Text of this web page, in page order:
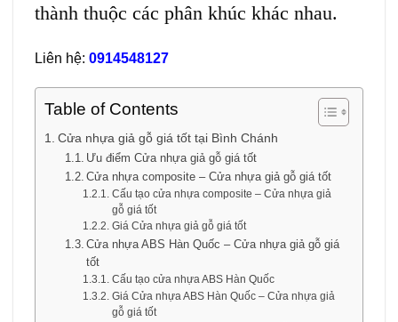
thành thuộc các phân khúc khác nhau.
Liên hệ: 0914548127
Table of Contents
Cửa nhựa giả gỗ giá tốt tại Bình Chánh
Ưu điểm Cửa nhựa giả gỗ giá tốt
Cửa nhựa composite – Cửa nhựa giả gỗ giá tốt
Cấu tạo cửa nhựa composite – Cửa nhựa giả
gỗ giá tốt
Giá Cửa nhựa giả gỗ giá tốt
Cửa nhựa ABS Hàn Quốc – Cửa nhựa giả gỗ giá
tốt
Cấu tạo cửa nhựa ABS Hàn Quốc
Giá Cửa nhựa ABS Hàn Quốc – Cửa nhựa giả
gỗ giá tốt